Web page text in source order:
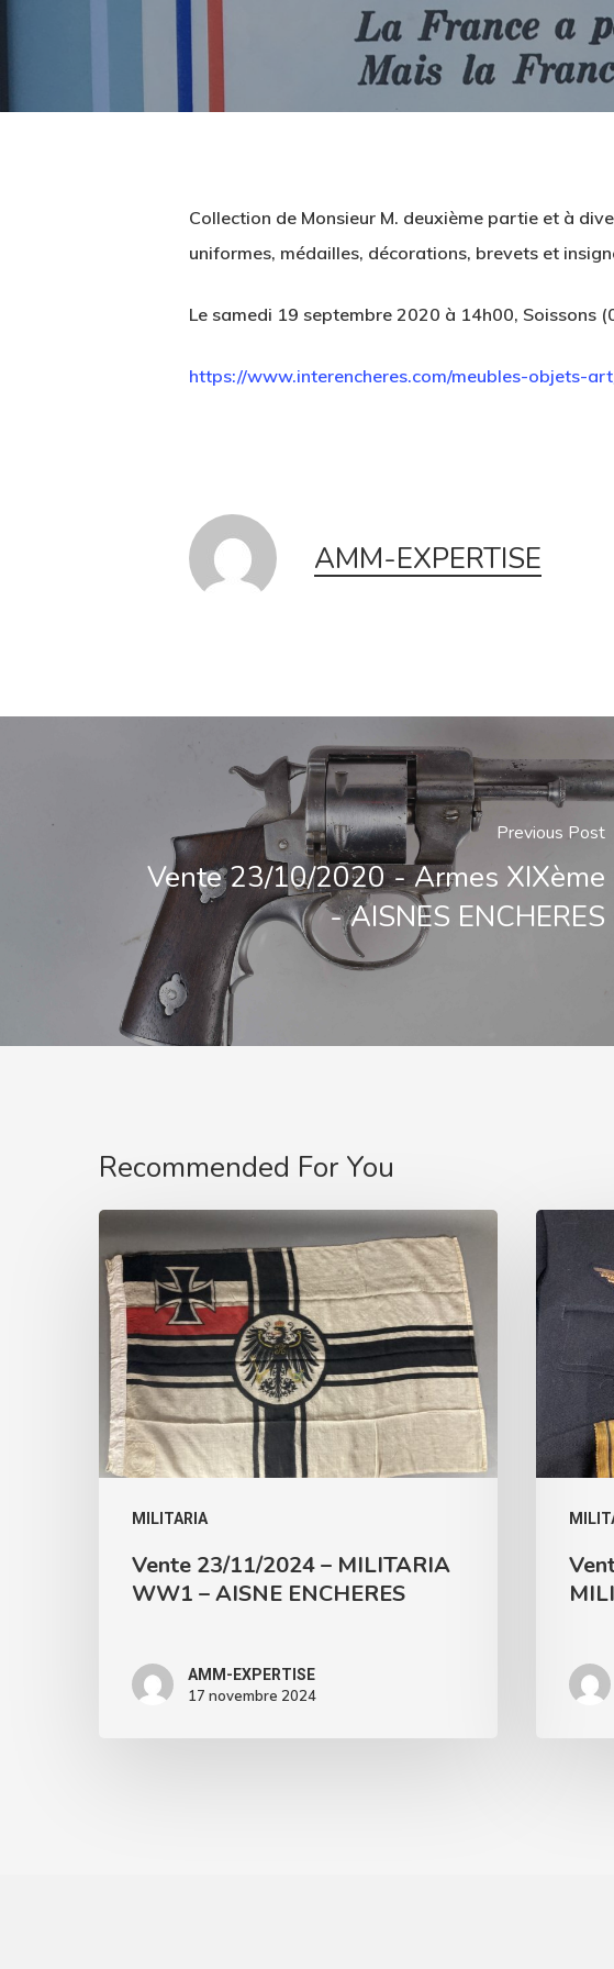
Collection de Monsieur M. deuxième partie et à
uniformes, médailles, décorations, brevets et
Le samedi 19 septembre 2020 à 14h00, Soissons
https://www.interencheres.com/meubles-objets-
AMM-EXPERTISE
Previous Post
Vente 23/10/2020 - Armes XIXème
- AISNES ENCHERES
Recommended For You
MILITARIA
23/11/2024
MILITARIA
WW1
AISNE
ENCHERES
Vente 23/11/2024 – MILITARIA
WW1 – AISNE ENCHERES
AMM-EXPERTISE
17 novembre 2024
Vente
20/01/
AISNE